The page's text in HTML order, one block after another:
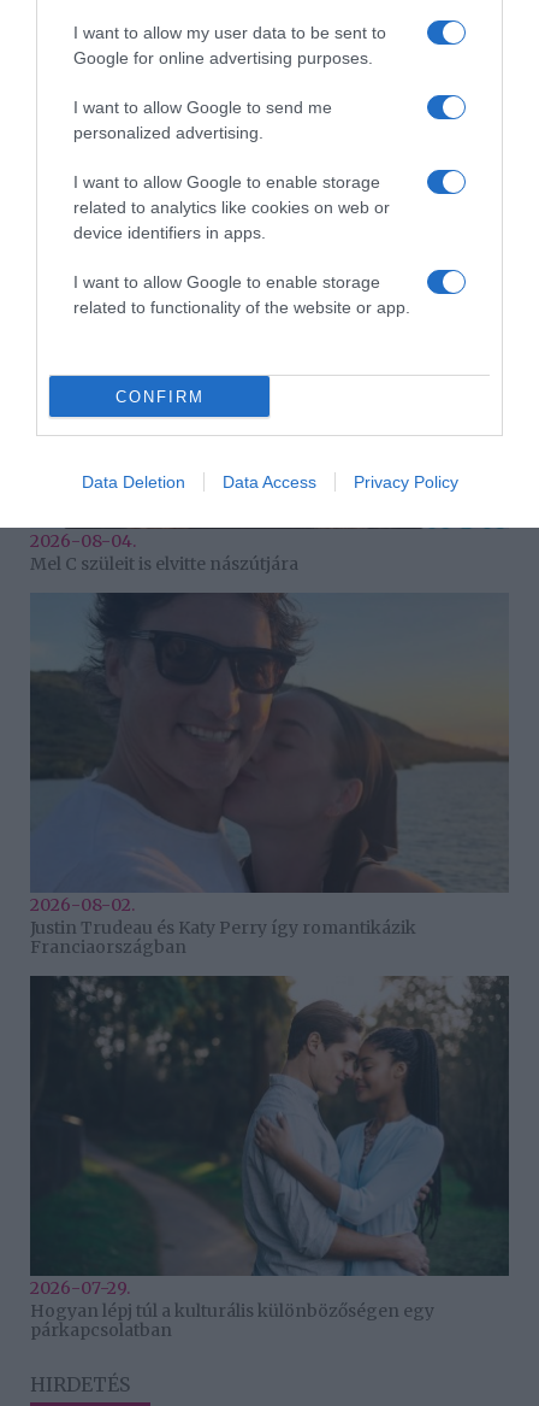
I want to allow my user data to be sent to
Google for online advertising purposes.
I want to allow Google to send me
personalized advertising.
I want to allow Google to enable storage
related to analytics like cookies on web or
device identifiers in apps.
I want to allow Google to enable storage
related to functionality of the website or app.
CONFIRM
Data Deletion Data Access Privacy Policy
Zendaya és Tom Holland luxushotelben tartották a
lakodalmukat
2026-08-04.
Mel C szüleit is elvitte nászútjára
2026-08-02.
Justin Trudeau és Katy Perry így romantikázik
Franciaországban
2026-07-29.
Hogyan lépj túl a kulturális különbözőségen egy
párkapcsolatban
HIRDETÉS